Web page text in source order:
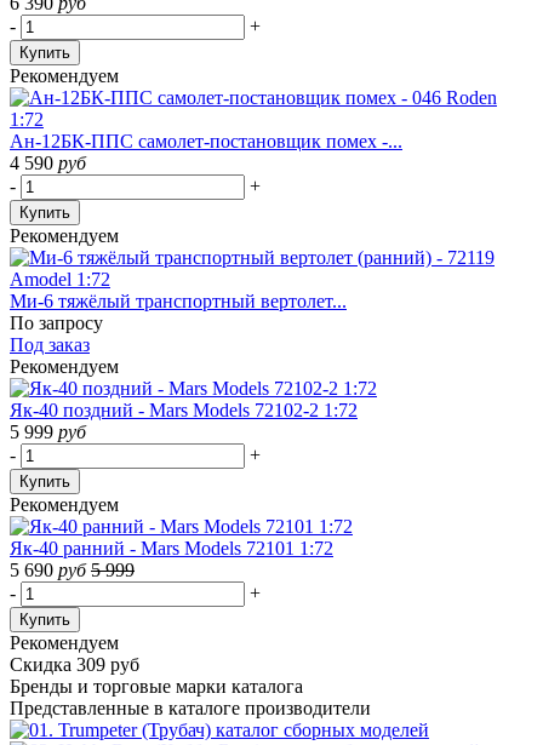
-
+
Купить
Рекомендуем
Ан-12БК-ППС самолет-постановщик помех -...
4 590 руб
-
+
Купить
Рекомендуем
Ми-6 тяжёлый транспортный вертолет...
По запросу
Под заказ
Рекомендуем
Як-40 поздний - Mars Models 72102-2 1:72
5 999 руб
-
+
Купить
Рекомендуем
Як-40 ранний - Mars Models 72101 1:72
5 690 руб 5 999
-
+
Купить
Рекомендуем
Скидка 309 руб
Бренды и торговые марки каталога
Представленные в каталоге производители